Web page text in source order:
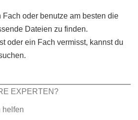
Fach oder benutze am besten die
Dateien zu finden.
oder ein Fach vermisst, kannst du
EXPERTEN?